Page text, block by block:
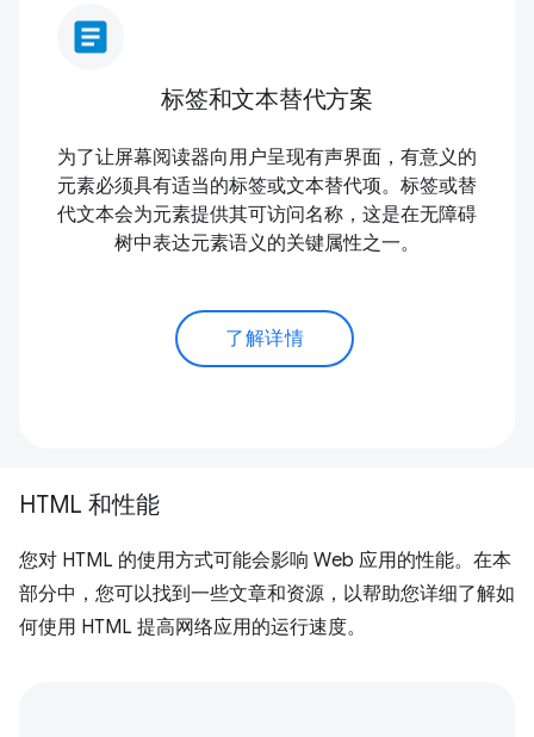
article
标签和文本替代方案
为了让屏幕阅读器向用户呈现有声界面，有意义的
元素必须具有适当的标签或文本替代项。标签或替
代文本会为元素提供其可访问名称，这是在无障碍
树中表达元素语义的关键属性之一。
了解详情
HTML 和性能
您对 HTML 的使用方式可能会影响 Web 应用的性能。在本
部分中，您可以找到一些文章和资源，以帮助您详细了解如
何使用 HTML 提高网络应用的运行速度。